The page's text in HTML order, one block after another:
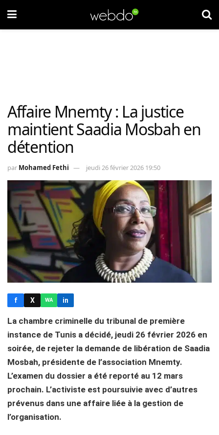
Affaire Mnemty : La justice
maintient Saadia Mosbah en
détention
par Mohamed Fethi jeudi 26 février 2026 19:50
f X WA in
La chambre criminelle du tribunal de première
instance de Tunis a décidé, jeudi 26 février 2026 en
soirée, de rejeter la demande de libération de Saadia
Mosbah, présidente de l’association Mnemty.
L’examen du dossier a été reporté au 12 mars
prochain. L’activiste est poursuivie avec d’autres
prévenus dans une affaire liée à la gestion de
l’organisation.